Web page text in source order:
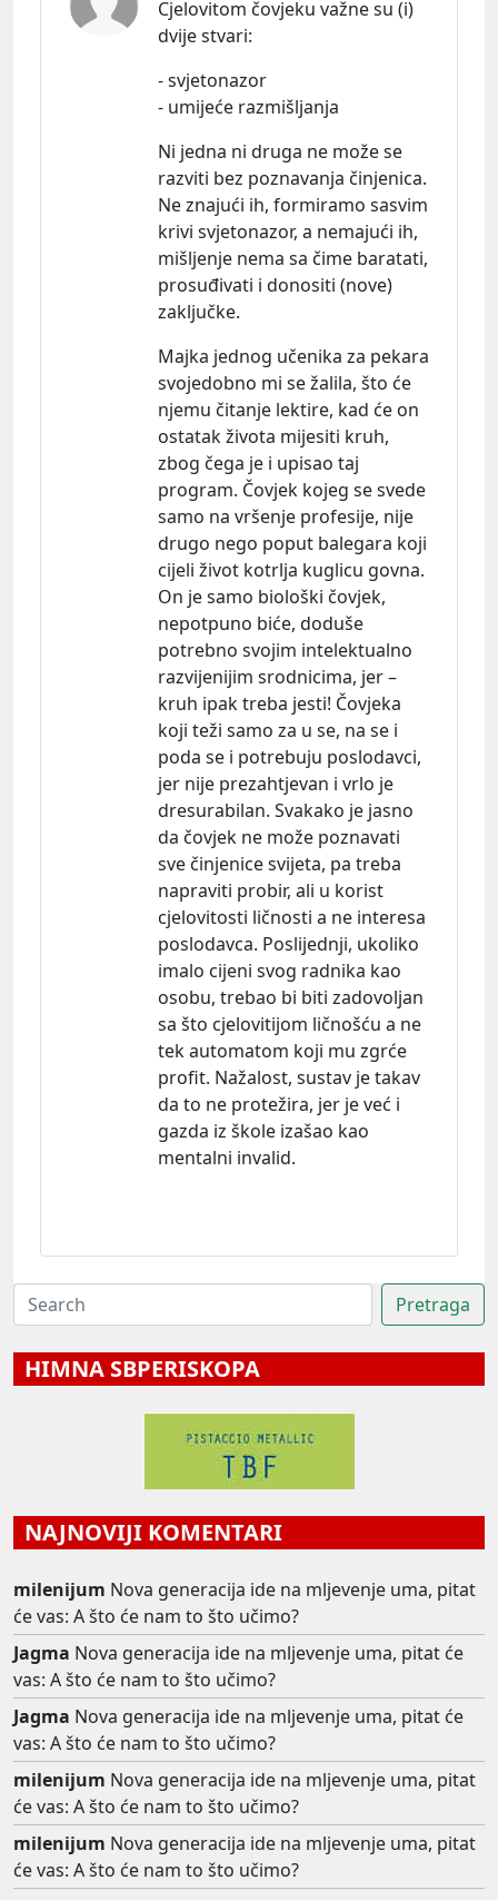
Cjelovitom čovjeku važne su (i)
dvijestvari:
- svjetonazor
- umijeće razmišljanja
Ni jedna ni druga ne može se
razviti bez poznavanja činjenica.
Ne znajući ih, formiramo sasvim
krivi svjetonazor, a nemajući ih,
mišljenje nema sa čime baratati,
prosuđivati i donositi (nove)
zaključke.
Majka jednog učenika za pekara
svojedobno mi se žalila, što će
njemu čitanje lektire, kad će on
ostatak života mijesiti kruh,
zbog čega je i upisao taj
program. Čovjek kojeg se svede
samo na vršenje profesije, nije
drugo nego poput balegara koji
cijeli život kotrlja kuglicu govna.
On je samo biološki čovjek,
nepotpuno biće, doduše
potrebno svojim intelektualno
razvijenijim srodnicima, jer –
kruh ipak treba jesti! Čovjeka
koji teži samo za u se, na se i
poda se i potrebuju poslodavci,
jer nije prezahtjevan i vrlo je
dresurabilan. Svakako je jasno
da čovjek ne može poznavati
sve činjenice svijeta, pa treba
napraviti probir, ali u korist
cjelovitosti ličnosti a ne interesa
poslodavca. Poslijednji, ukoliko
imalo cijeni svog radnika kao
osobu, trebao bi biti zadovoljan
sa što cjelovitijom ličnošću a ne
tek automatom koji mu zgrće
profit. Nažalost, sustav je takav
da to ne protežira, jer je već i
gazda iz škole izašao kao
mentalni invalid.
HIMNA SBPERISKOPA
NAJNOVIJI KOMENTARI
milenijum Nova generacija ide na mljevenje uma, pitat
će vas: A što će nam to što učimo?
Jagma Nova generacija ide na mljevenje uma, pitat će
vas: A što će nam to što učimo?
Jagma Nova generacija ide na mljevenje uma, pitat će
vas: A što će nam to što učimo?
milenijum Nova generacija ide na mljevenje uma, pitat
će vas: A što će nam to što učimo?
milenijum Nova generacija ide na mljevenje uma, pitat
će vas: A što će nam to što učimo?